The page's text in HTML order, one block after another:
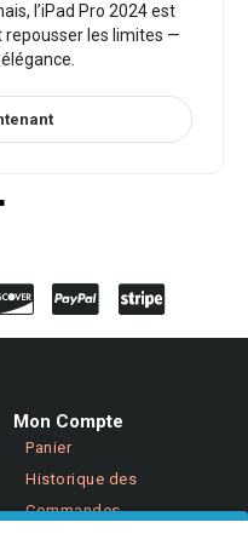
l’iPad Pro 2024 est
repousser les limites —
Mon Compte
Panier
Historique des
Commandes